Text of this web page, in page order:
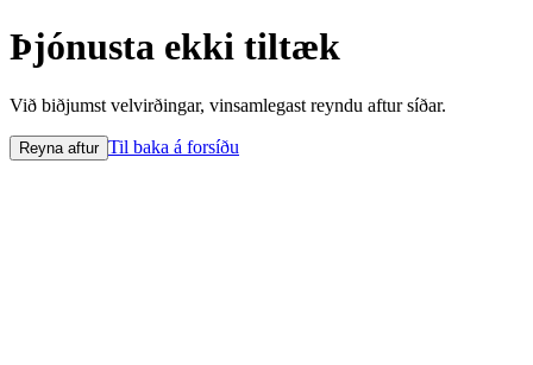
Þjónusta ekki tiltæk
Við biðjumst velvirðingar, vinsamlegast reyndu aftur síðar.
Reyna aftur Til baka á forsíðu